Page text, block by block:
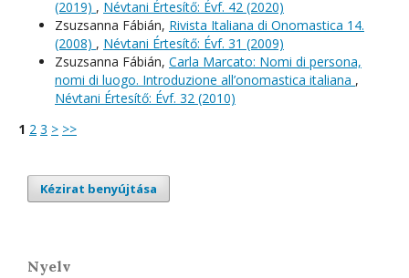
(2019) , Névtani Értesítő: Évf. 42 (2020)
Zsuzsanna Fábián, Rivista Italiana di Onomastica 14.
(2008) , Névtani Értesítő: Évf. 31 (2009)
Zsuzsanna Fábián, Carla Marcato: Nomi di persona,
nomi di luogo. Introduzione all’onomastica italiana ,
Névtani Értesítő: Évf. 32 (2010)
1 2 3 > >>
Kézirat benyújtása
Nyelv